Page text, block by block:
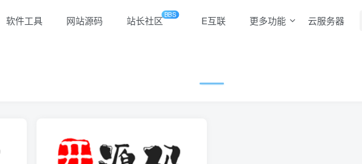
软件工具 网站源码 站长社区BBS E互联 更多功能 云服务器